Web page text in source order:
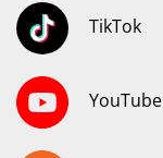
TikTok
YouTube